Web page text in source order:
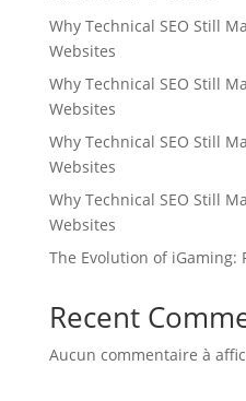
Why Technical SEO Still
Websites
Why Technical SEO Still
Websites
Why Technical SEO Still
Websites
Why Technical SEO Still
Websites
The Evolution of iGaming:
Recent
Aucun commentaire à